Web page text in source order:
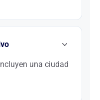
naturaleza, los
capta esta tendencia
una ciudad